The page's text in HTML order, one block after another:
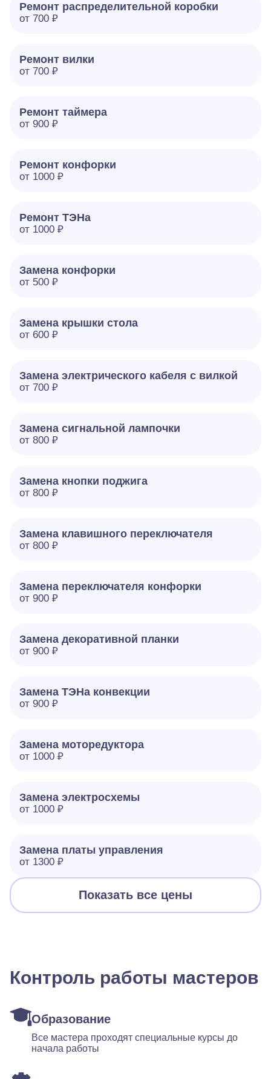
Ремонт распределительной коробки
от 700 ₽
Ремонт вилки
от 700 ₽
Ремонт таймера
от 900 ₽
Ремонт конфорки
от 1000 ₽
Ремонт ТЭНа
от 1000 ₽
Замена конфорки
от 500 ₽
Замена крышки стола
от 600 ₽
Замена электрического кабеля с вилкой
от 700 ₽
Замена сигнальной лампочки
от 800 ₽
Замена кнопки поджига
от 800 ₽
Замена клавишного переключателя
от 800 ₽
Замена переключателя конфорки
от 900 ₽
Замена декоративной планки
от 900 ₽
Замена ТЭНа конвекции
от 900 ₽
Замена моторедуктора
от 1000 ₽
Замена электросхемы
от 1000 ₽
Замена платы управления
от 1300 ₽
Показать все цены
Контроль работы мастеров
Образование
Все мастера проходят специальные курсы до
начала работы